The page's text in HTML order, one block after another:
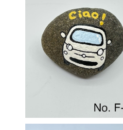
ストーンアート No.F-2
¥1,200